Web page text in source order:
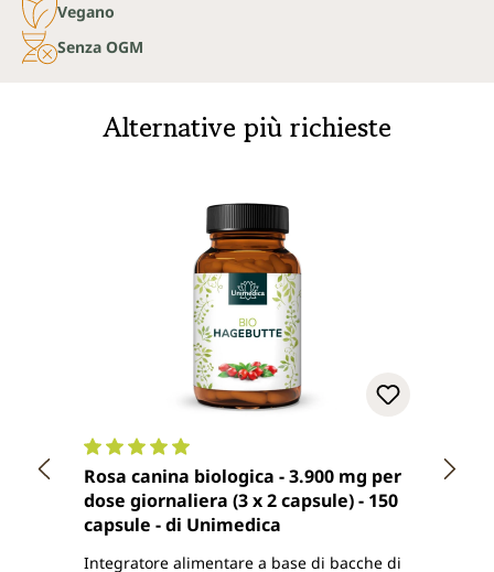
Vegano
Senza OGM
Alternative più richieste
Valutazione media di 5 su 5 stelle
Rosa canina biologica - 3.900 mg per
dose giornaliera (3 x 2 capsule) - 150
capsule - di Unimedica
Integratore alimentare a base di bacche di